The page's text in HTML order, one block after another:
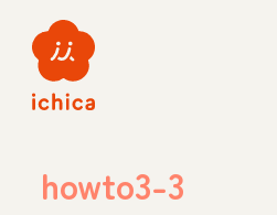
howto3-3